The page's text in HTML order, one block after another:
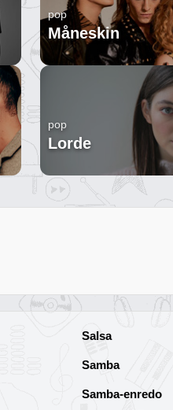
pop
Måneskin
pop
Lorde
Salsa
Samba
Samba-enredo